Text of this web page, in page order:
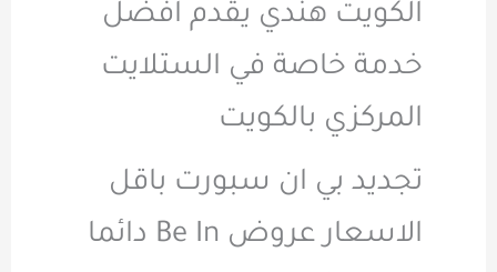
الكويت هندي يقدم افضل
خدمة خاصة في الستلايت
المركزي بالكويت
تجديد بي ان سبورت باقل
الاسعار عروض Be In دائما